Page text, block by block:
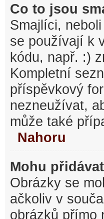
Co to jsou
Smajlíci,
se používají k
kódu, např. :)
Kompletní
příspěvkový
nezneužívat,
může také
Nahoru
Mohu
Obrázky se
ačkoliv v
obrázků přímo